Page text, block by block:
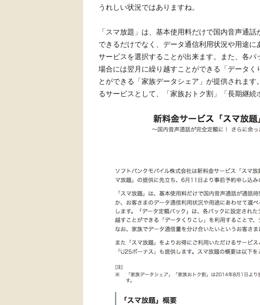
うれしい状況ではありますね。
「スマ放題」は、基本使用料だけで国内音声通
できるだけでなく、データ通信利用状況や用途に
サービスを選択することが出来ます。また、各
場合には翌月に繰り越すことができる「データ
とができる「家族データシェア」が提供されま
るサービスとして、「家族おトク割」「長期継続